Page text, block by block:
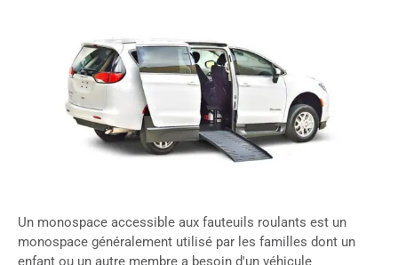
Un monospace accessible aux fauteuils roulants est un
monospace généralement utilisé par les familles dont un
enfant ou un autre membre a besoin d'un véhicule